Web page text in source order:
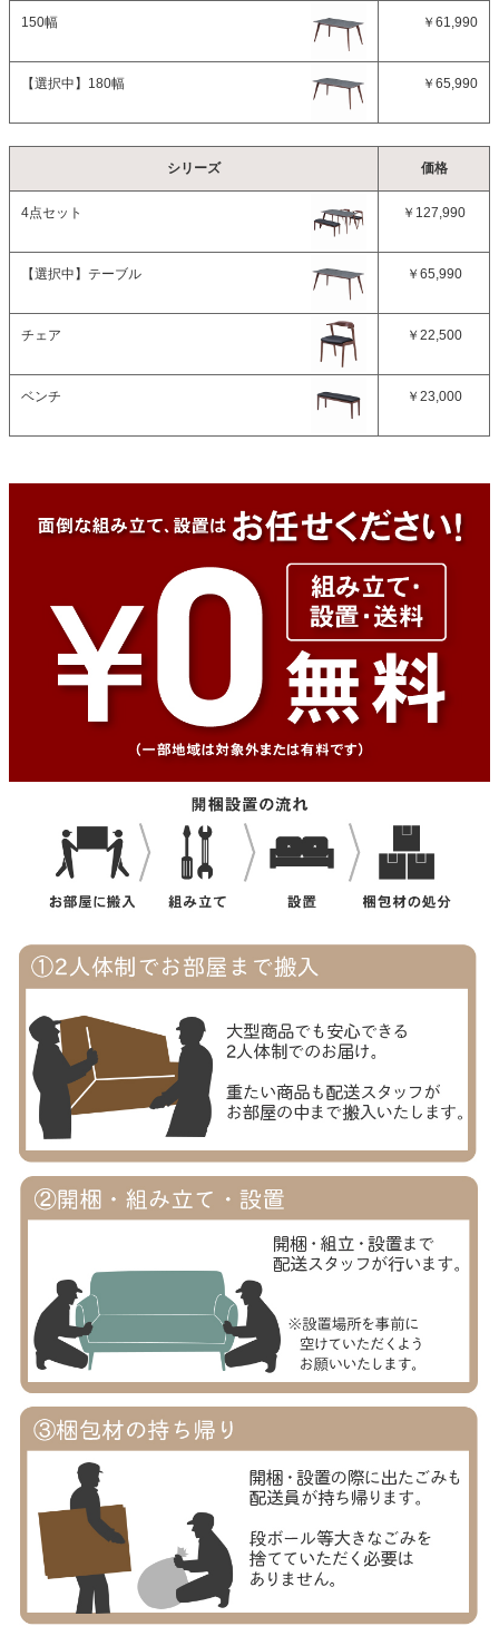
150幅 ￥61,990
【選択中】 180幅 ￥65,990
シリーズ 価格
4点セット ￥127,990
【選択中】 テーブル ￥65,990
チェア ￥22,500
ベンチ ￥23,000